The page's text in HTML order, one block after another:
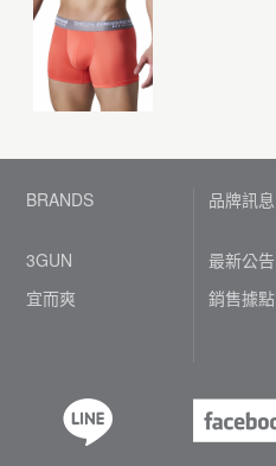
BRANDS
3GUN
宜而爽
品牌訊息
最新公告
銷售據點